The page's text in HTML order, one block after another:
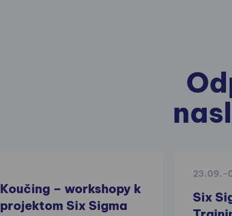
Koučing – workshopy k
projektom Six Sigma
23.09.-
Six